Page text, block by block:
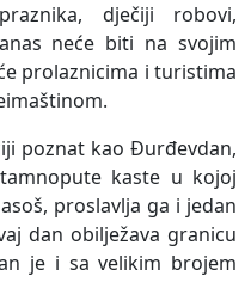
dječiji robovi,
neće biti na svojim
prolaznicima i turistima
poznat kao Đurđevdan,
kaste u kojoj
proslavlja ga i jedan
dan obilježava granicu
je i sa velikim brojem